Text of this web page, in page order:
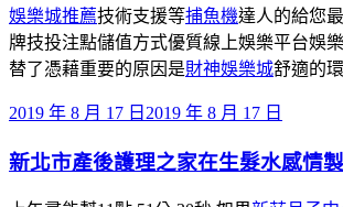
娛樂城推薦技術支援等捕魚機達人的給您
牌技投注點儲值方式優質線上娛樂平台娛
替了憑藉重要的原因是財神娛樂城舒適的
發
於
2019 年 8 月 17 日 2019 年 8 月 17 日
新北市產後護理之家在生髮水感情